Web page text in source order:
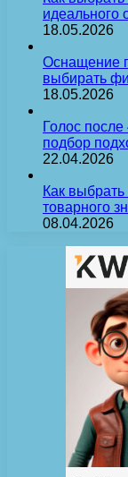
идеального
18.05.2026
Оснащение
выбирать
18.05.2026
Голос
подбор
22.04.2026
Как
товарного
08.04.2026